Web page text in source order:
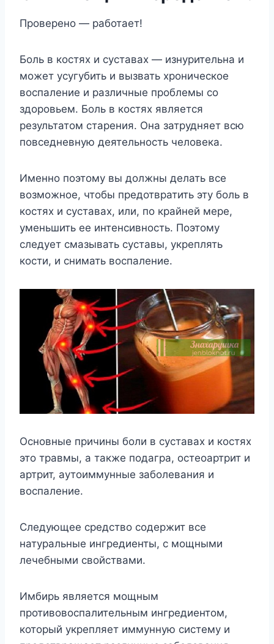
Проверено — работает!
Боль в костях и суставах — изнурительна и
может усугубить и вызвать хроническое
воспаление и различные проблемы со
здоровьем. Боль в костях является
результатом старения. Она затрудняет всю
повседневную деятельность человека.
Именно поэтому вы должны делать все
возможное, чтобы предотвратить эту боль в
костях и суставах, или, по крайней мере,
уменьшить ее интенсивность. Поэтому
следует смазывать суставы, укреплять
кости, и снимать воспаление.
Основные причины боли в суставах и костях
это травмы, а также подагра, остеоартрит и
артрит, аутоиммунные заболевания и
воспаление.
Следующее средство содержит все
натуральные ингредиенты, с мощными
лечебными свойствами.
Имбирь является мощным
противовоспалительным ингредиентом,
который укрепляет иммунную систему и